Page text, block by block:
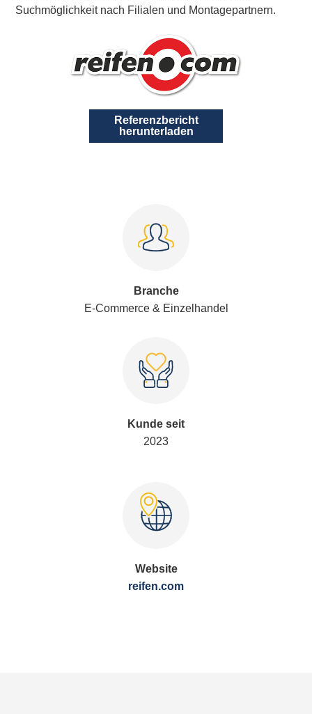
Suchmöglichkeit nach Filialen und Montagepartnern.
Referenzbericht
herunterladen
Branche
E-Commerce & Einzelhandel
Kunde seit
2023
Website
reifen.com